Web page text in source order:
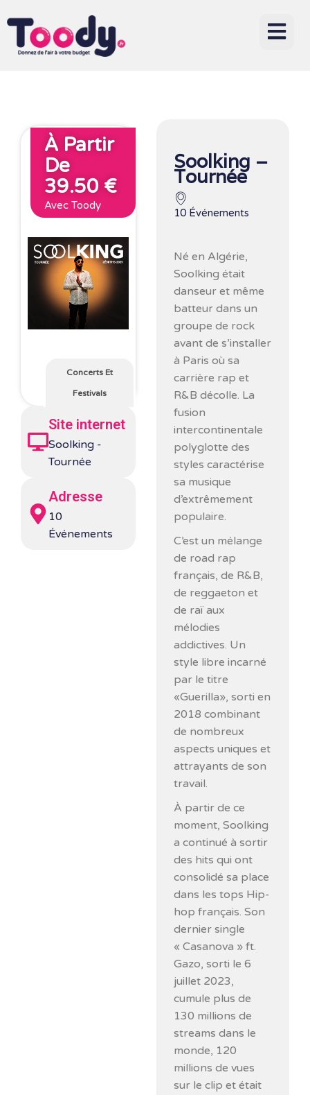
À Partir
De
39.50 €
Avec Toody
Concerts Et
Festivals
Site internet
Soolking -
Tournée
Adresse
10
Événements
Soolking –
Tournée
10 Événements
Né en Algérie,
Soolking était
danseur et même
batteur dans un
groupe de rock
avant de s’installer
à Paris où sa
carrière rap et
R&B décolle. La
fusion
intercontinentale
polyglotte des
styles caractérise
sa musique
d’extrêmement
populaire.
C’est un mélange
de road rap
français, de R&B,
de reggaeton et
de raï aux
mélodies
addictives. Un
style libre incarné
par le titre
«Guerilla», sorti en
2018 combinant
de nombreux
aspects uniques et
attrayants de son
travail.
À partir de ce
moment, Soolking
a continué à sortir
des hits qui ont
consolidé sa place
dans les tops Hip-
hop français. Son
dernier single
« Casanova » ft.
Gazo, sorti le 6
juillet 2023,
cumule plus de
130 millions de
streams dans le
monde, 120
millions de vues
sur le clip et était